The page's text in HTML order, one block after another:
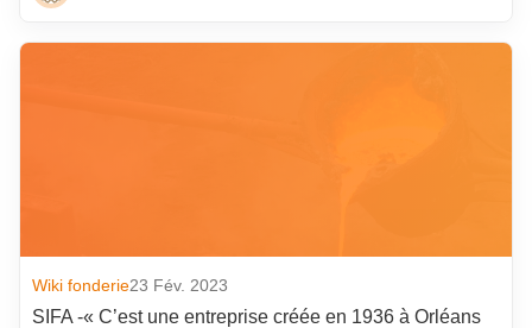
Wiki fonderie23 Fév. 2023
SIFA -« C’est une entreprise créée en 1936 à Orléans